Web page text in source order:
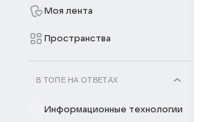
Моя лента
Пространства
В ТОПЕ НА ОТВЕТАХ
Информационные технологии